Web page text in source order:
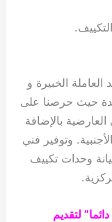
الخبيرة و
حيث حرصنا على
بالإضافة
وتوفير فني
وحدات تكييف
لتقديم